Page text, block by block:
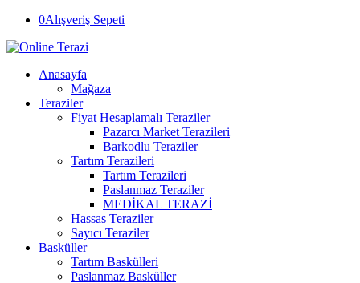
0Alışveriş Sepeti
Anasayfa
Mağaza
Teraziler
Fiyat Hesaplamalı Teraziler
Pazarcı Market Terazileri
Barkodlu Teraziler
Tartım Terazileri
Tartım Terazileri
Paslanmaz Teraziler
MEDİKAL TERAZİ
Hassas Teraziler
Sayıcı Teraziler
Basküller
Tartım Baskülleri
Paslanmaz Basküller